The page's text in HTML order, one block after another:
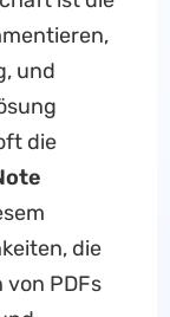
und
die
die
PDFs